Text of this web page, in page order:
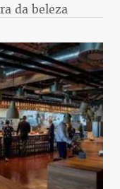
da beleza